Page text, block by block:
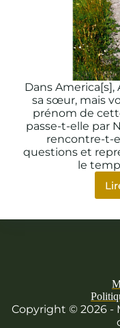
Dans
sa sœur, mais
prénom de
passe-t-elle par
rencontre-t-
questions et
le
Copyright © 2026 -